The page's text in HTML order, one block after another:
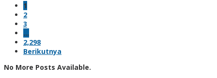
1
2
3
…
2,298
Berikutnya
No More Posts Available.